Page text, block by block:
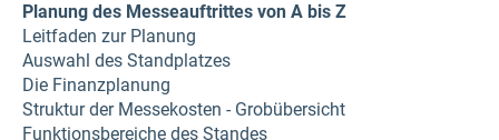
Planung des Messeauftrittes von A bis Z
Leitfaden zur Planung
Auswahl des Standplatzes
Die Finanzplanung
Struktur der Messekosten - Grobübersicht
Funktionsbereiche des Standes